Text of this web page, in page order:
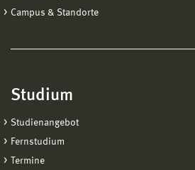
Campus & Standorte
Studium
Studienangebot
Fernstudium
Termine